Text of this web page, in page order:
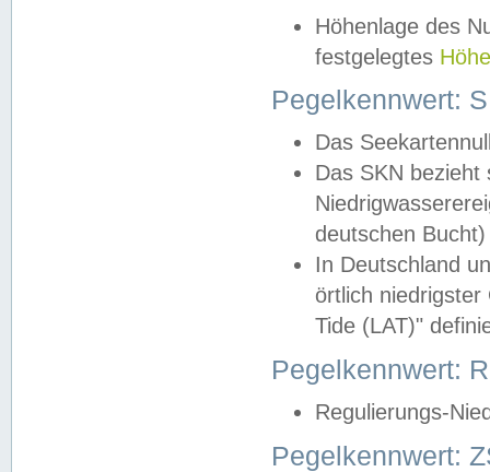
Höhenlage des
festgelegtes
Pegelkennwert:
Das
Das SKN
deutschen
In Deutschland
örtlich
Tide (LAT)"
Pegelkennwert:
Regulierungs-
Pegelkennwert: